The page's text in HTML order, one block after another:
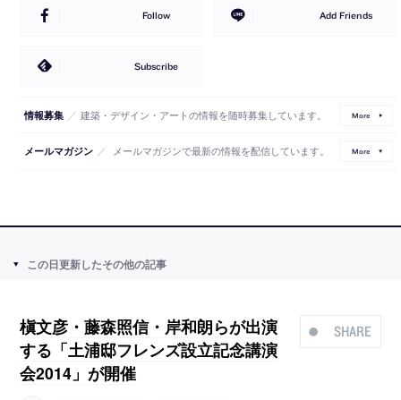
Follow Add Friends
Subscribe
情報募集 ／ 建築・デザイン・アートの情報を随時募集しています。 More
メールマガジン ／ メールマガジンで最新の情報を配信しています。 More
この日更新したその他の記事
SHARE
槇文彦・藤森照信・岸和朗らが出演
する「土浦邸フレンズ設立記念講演
会2014」が開催